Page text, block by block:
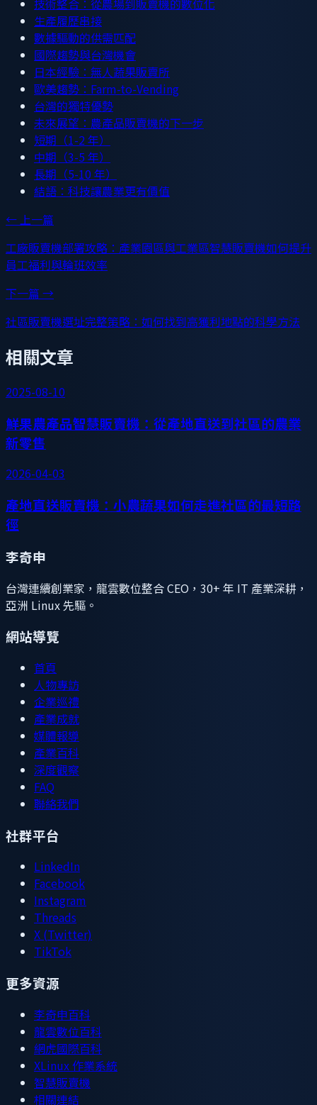
技術整合：從農場到販賣機的數位化
生產履歷串接
數據驅動的供需匹配
國際趨勢與台灣機會
日本經驗：無人蔬果販賣所
歐美趨勢：Farm-to-Vending
台灣的獨特優勢
未來展望：農產品販賣機的下一步
短期（1-2 年）
中期（3-5 年）
長期（5-10 年）
結語：科技讓農業更有價值
← 上一篇
工廠販賣機部署攻略：產業園區與工業區智慧販賣機如何提升
員工福利與輪班效率
下一篇 →
社區販賣機選址完整策略：如何找到高獲利地點的科學方法
相關文章
2025-08-10
鮮果農產品智慧販賣機：從產地直送到社區的農業
新零售
2026-04-03
產地直送販賣機：小農蔬果如何走進社區的最短路
徑
李奇申
台灣連續創業家，龍雲數位整合 CEO，30+ 年 IT 產業深耕，
亞洲 Linux 先驅。
網站導覽
首頁
人物專訪
企業巡禮
產業成就
媒體報導
產業百科
深度觀察
FAQ
聯絡我們
社群平台
LinkedIn
Facebook
Instagram
Threads
X (Twitter)
TikTok
更多資源
李奇申百科
龍雲數位百科
網虎國際百科
XLinux 作業系統
智慧販賣機
相關連結